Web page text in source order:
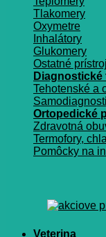
Tlakomery
Oxymetre
Inhalátory
Glukomery
Ostatné
Diagnostické
Tehotenské a
Ortopedické
Zdravotná
Termofory,
Pomôcky na
Veterina